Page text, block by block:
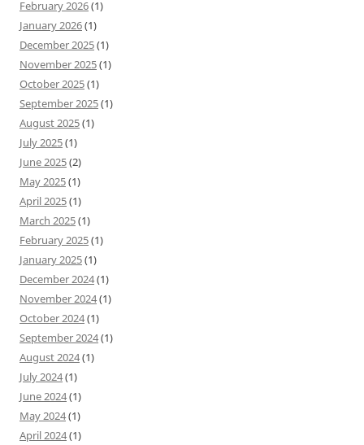
February 2026(1)
January 2026(1)
December 2025(1)
November 2025(1)
October 2025(1)
September 2025(1)
August 2025(1)
July 2025(1)
June 2025(2)
May 2025(1)
April 2025(1)
March 2025(1)
February 2025(1)
January 2025(1)
December 2024(1)
November 2024(1)
October 2024(1)
September 2024(1)
August 2024(1)
July 2024(1)
June 2024(1)
May 2024(1)
April 2024(1)